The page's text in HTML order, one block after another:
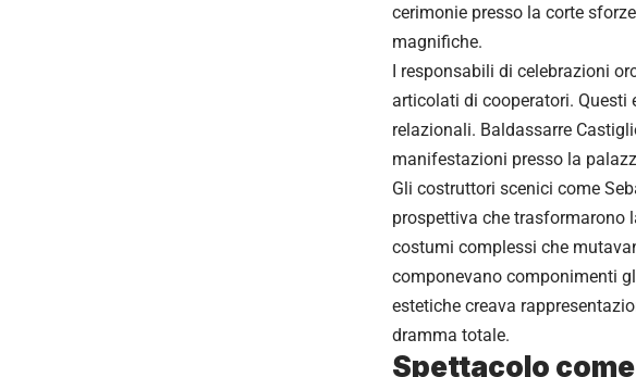
cerimonie presso la corte
magnifiche.
I responsabili di celebrazioni
articolati di cooperatori. Questi
relazionali. Baldassarre
manifestazioni presso la
Gli costruttori scenici come
prospettiva che trasformarono
costumi complessi che
componevano componimenti
estetiche creava
dramma totale.
Spettacolo